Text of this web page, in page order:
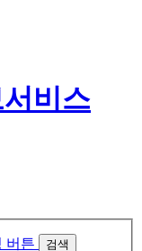
검색